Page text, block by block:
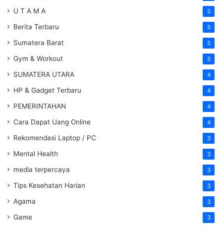
U T A M A 5
Berita Terbaru 5
Sumatera Barat 5
Gym & Workout 5
SUMATERA UTARA 4
HP & Gadget Terbaru 4
PEMERINTAHAN 4
Cara Dapat Uang Online 4
Rekomendasi Laptop / PC 3
Mental Health 3
media terpercaya 3
Tips Kesehatan Harian 3
Agama 3
Game 3